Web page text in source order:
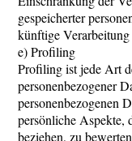
gespeicherter
künftige
e) Profiling
Profiling ist jede Art
personenbezogener
personenbezogenen
persönliche Aspekte,
beziehen, zu